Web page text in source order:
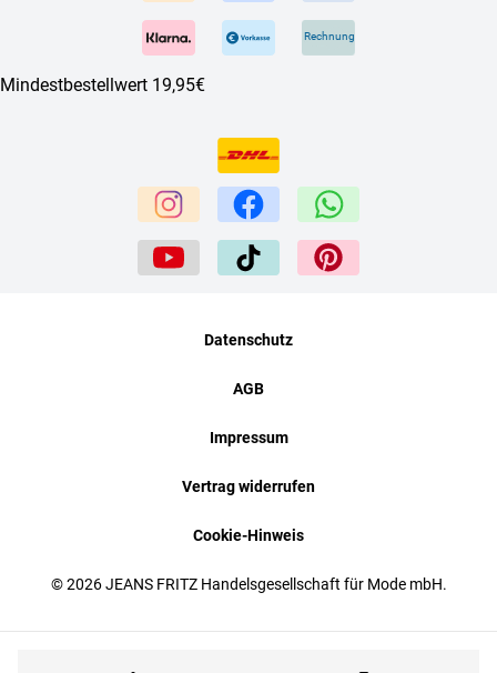
Rechnung
Mindestbestellwert 19,95€
© 2026 JEANS FRITZ Handelsgesellschaft für Mode mbH.
Datenschutz
AGB
Impressum
Vertrag widerrufen
Cookie-Hinweis